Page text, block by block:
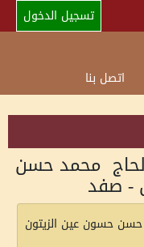
تسجيل الدخول
اتصل بنا
محمد حسن
- صفد